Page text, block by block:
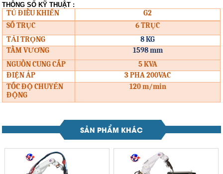
THÔNG SỐ KỸ THUẬT :
TỦ ĐIỀU KHIỂN
G2
SỐ TRỤC
6 TRỤC
TẢI TRỌNG
8 KG
TẦM VƯƠNG
1598 mm
NGUỒN CUNG CẤP
5 KVA
ĐIỆN ÁP
3 PHA 200VAC
TỐC ĐỘ CHUYỂN
ĐỘNG
120 m/min
SẢN PHẨM KHÁC